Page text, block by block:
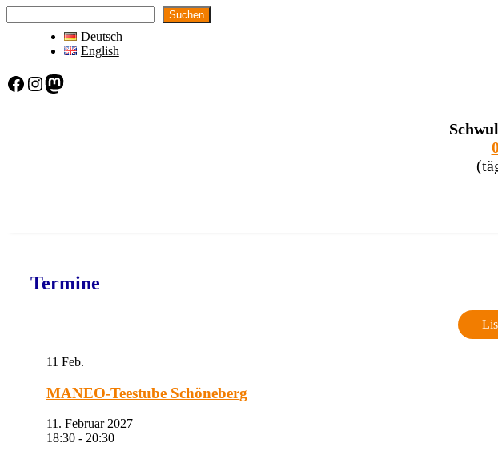
Suchen
Deutsch
English
Facebook Instagram Mastodon
Termine
11 Feb.
MANEO-Teestube Schöneberg
11. Februar 2027
18:30 - 20:30